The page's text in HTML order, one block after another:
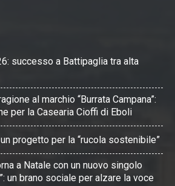
successo a Battipaglia tra alta
al marchio “Burrata Campana”:
per la Casearia Cioffi di Eboli
progetto per la “rucola sostenibile”
a Natale con un nuovo singolo
un brano sociale per alzare la voce